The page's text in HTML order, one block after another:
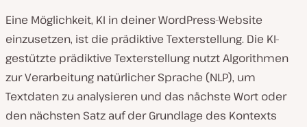
Eine Möglichkeit, KI in deiner WordPress-Website
einzusetzen, ist die prädiktive Texterstellung. Die KI-
gestützte prädiktive Texterstellung nutzt Algorithmen
zur Verarbeitung natürlicher Sprache (NLP), um
Textdaten zu analysieren und das nächste Wort oder
den nächsten Satz auf der Grundlage des Kontexts